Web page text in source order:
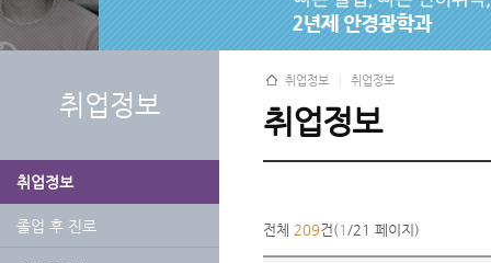
취업정보
취업정보
졸업 후 진로
취업정보 취업정보
취업정보
전체 209건(1 /21 페이지)